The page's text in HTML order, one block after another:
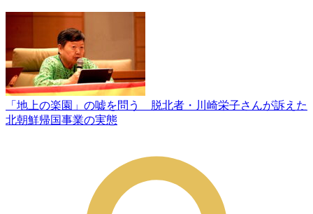
「地上の楽園」の嘘を問う 脱北者・川崎栄子さんが訴えた
北朝鮮帰国事業の実態